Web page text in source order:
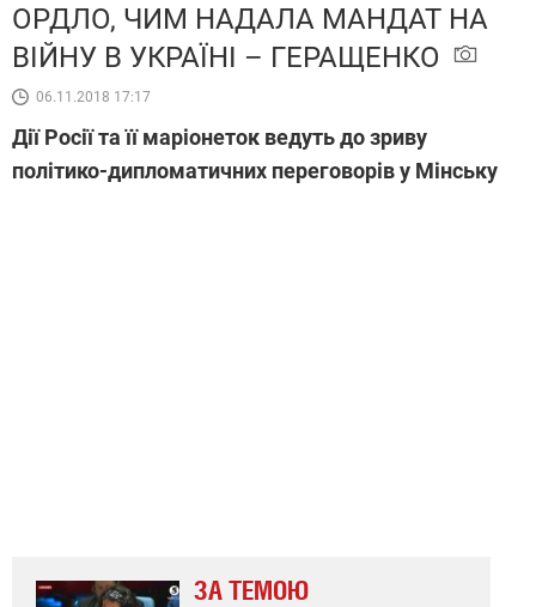
ОРДЛО, ЧИМ НАДАЛА МАНДАТ НА
ВІЙНУ В УКРАЇНІ – ГЕРАЩЕНКО
06.11.2018 17:17
Дії Росії та її маріонеток ведуть до зриву
політико-дипломатичних переговорів у Мінську
ЗА ТЕМОЮ